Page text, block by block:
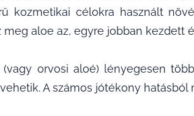
kozmetikai célokra használt
aloe az, egyre jobban kezdett
orvosi aloé) lényegesen
A számos jótékony